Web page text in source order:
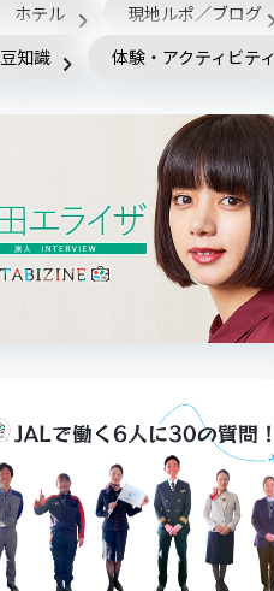
ホテル
現地ルポ／ブログ
豆知識
体験・アクティビティ